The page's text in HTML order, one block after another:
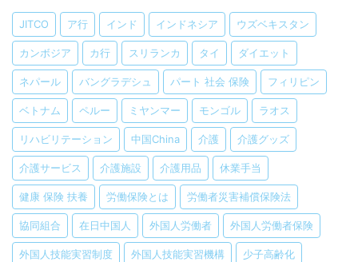
JITCO ア行 インド インドネシア ウズベキスタン
カンボジア カ行 スリランカ タイ ダイエット
ネパール バングラデシュ パート 社会 保険 フィリピン
ベトナム ペルー ミヤンマー モンゴル ラオス
リハビリテーション 中国China 介護 介護グッズ
介護サービス 介護施設 介護用品 休業手当
健康 保険 扶養 労働保険とは 労働者災害補償保険法
協同組合 在日中国人 外国人労働者 外国人労働者保険
外国人技能実習制度 外国人技能実習機構 少子高齢化